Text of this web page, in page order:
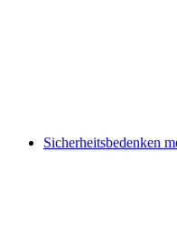
Sicherheitsbedenken